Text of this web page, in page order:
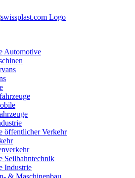
Automotive
öffentlicher Verkehr
Seilbahntechnik
Industrie
& Maschinenbau